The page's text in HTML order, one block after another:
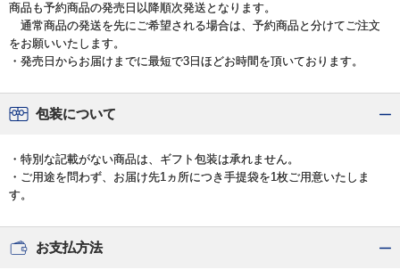
商品も予約商品の発売日以降順次発送となります。
通常商品の発送を先にご希望される場合は、予約商品と分けてご注文
をお願いいたします。
・発売日からお届けまでに最短で3日ほどお時間を頂いております。
包装について
・特別な記載がない商品は、ギフト包装は承れません。
・ご用途を問わず、お届け先1ヵ所につき手提袋を1枚ご用意いたしま
す。
お支払方法